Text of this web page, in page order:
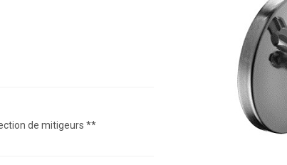
de mitigeurs **